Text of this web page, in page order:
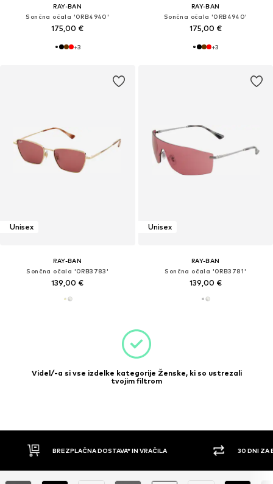
RAY-BAN
Sončna očala '0RB4940'
175,00 €
+3
RAY-BAN
Sončna očala '0RB4940'
175,00 €
+3
Unisex
RAY-BAN
Sončna očala '0RB3783'
139,00 €
Unisex
RAY-BAN
Sončna očala '0RB3781'
139,00 €
Videl/-a si vse izdelke kategorije Ženske, ki so ustrezali
tvojim filtrom
30 DNI ZA BREZPLAČNO VRAČILO PLAČILO Z